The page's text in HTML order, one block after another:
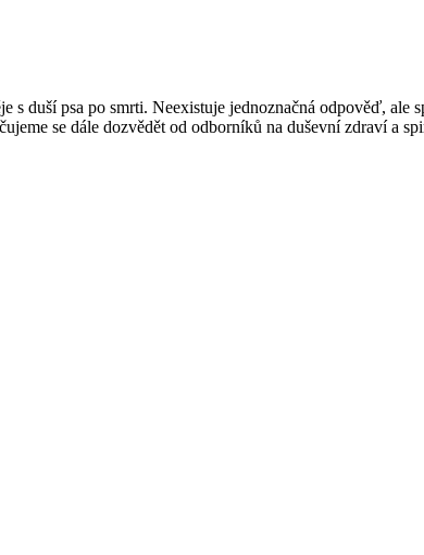
s duší psa po smrti. Neexistuje jednoznačná odpověď,
se dále dozvědět od odborníků na duševní zdraví a